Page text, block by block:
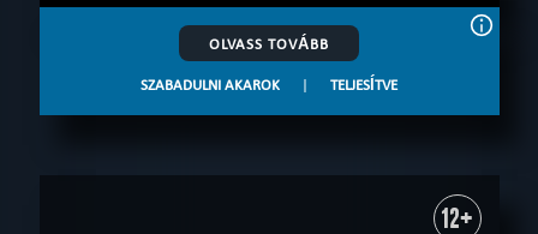
OLVASS TOVÁBB
SZABADULNI AKAROK | TELJESÍTVE
12+